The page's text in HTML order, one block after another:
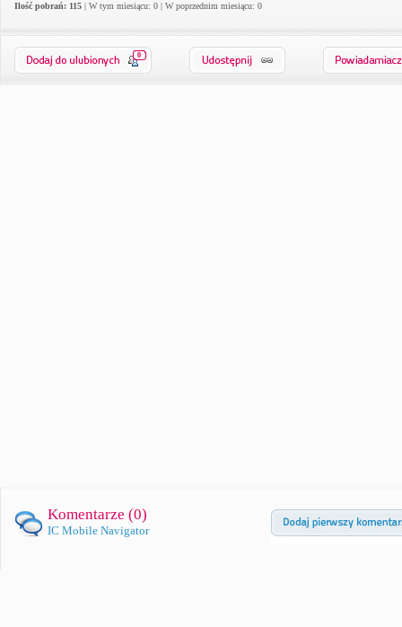
Ilość pobrań: 115 | W tym miesiącu: 0 | W poprzednim miesiącu: 0
0
Komentarze (0)
IC Mobile Navigator